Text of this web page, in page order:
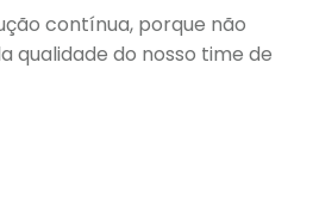
contínua, porque não
qualidade do nosso time de